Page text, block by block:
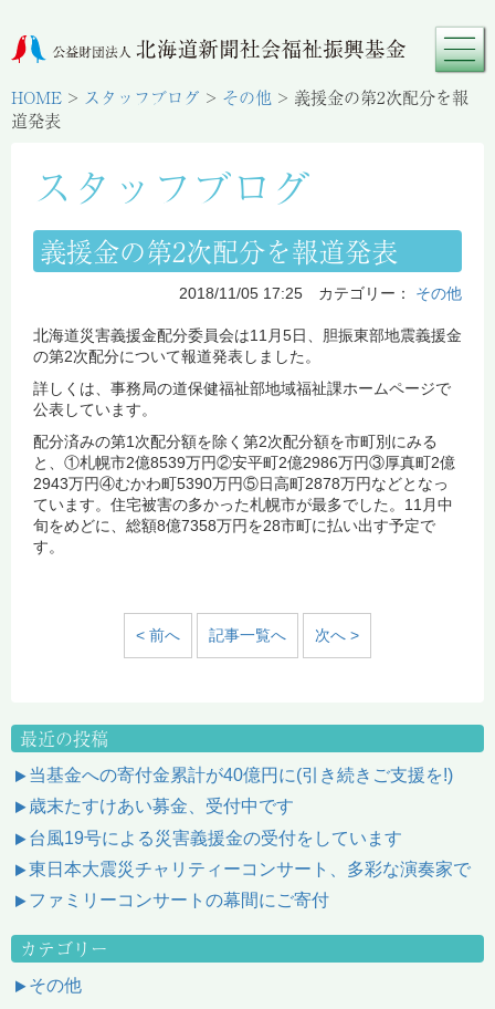
HOME > スタッフブログ > その他 > 義援金の第2次配分を報
道発表
スタッフブログ
義援金の第2次配分を報道発表
2018/11/05 17:25 カテゴリー： その他
北海道災害義援金配分委員会は11月5日、胆振東部地震義援金
の第2次配分について報道発表しました。
詳しくは、事務局の道保健福祉部地域福祉課ホームページで
公表しています。
配分済みの第1次配分額を除く第2次配分額を市町別にみる
と、①札幌市2億8539万円②安平町2億2986万円③厚真町2億
2943万円④むかわ町5390万円⑤日高町2878万円などとなっ
ています。住宅被害の多かった札幌市が最多でした。11月中
旬をめどに、総額8億7358万円を28市町に払い出す予定で
す。
< 前へ 記事一覧へ 次へ >
最近の投稿
当基金への寄付金累計が40億円に(引き続きご支援を!)
歳末たすけあい募金、受付中です
台風19号による災害義援金の受付をしています
東日本大震災チャリティーコンサート、多彩な演奏家で
ファミリーコンサートの幕間にご寄付
カテゴリー
その他